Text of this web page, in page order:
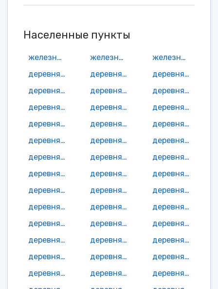
Населенные пункты
железнодорожная будка 34 км железнодорожная будка 35 км
железнодорожная будка 57 км
деревня Абрамово
деревня Алферово
деревня Аносово
деревня Базулино
деревня Барановка
деревня Бариново
деревня Басманово
деревня Батюшково
деревня Безмено
деревня Бекрино
деревня Болошково
деревня Большие Поляны
деревня Большое Полушино
деревня Булгаково
деревня Бурково
деревня Василево (Аносовское с/пос)
деревня Василево (Медведевское с/пос)
деревня Васильевское
деревня Власово
деревня Воробьево
деревня Вырье
деревня Вязищи
деревня Глинки
деревня Головкино
деревня Горки
деревня Горы
деревня Гриднево
деревня Девяткино
деревня Денежное
деревня Дерличино
деревня Долматово
деревня Дорна
деревня Дряголовка
деревня Дубенск
деревня Дуброво
деревня Еськово
деревня Жижало
деревня Жилино
деревня Замыцкое